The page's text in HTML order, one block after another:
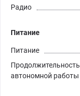
Радио
Питание
Питание
Продолжительность
автономной работы